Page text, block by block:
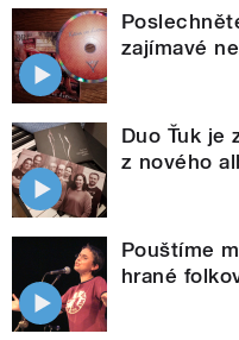
zajímavé
Duo Ťuk je
z nového
Pouštíme
hrané